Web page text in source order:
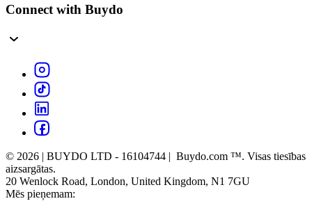
Connect with Buydo
© 2026 | BUYDO LTD - 16104744 | Buydo.com ™. Visas tiesības
aizsargātas.
20 Wenlock Road, London, United Kingdom, N1 7GU
Mēs pieņemam: